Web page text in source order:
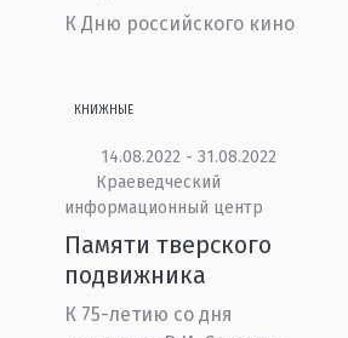
К Дню российского кино
КНИЖНЫЕ
14.08.2022 - 31.08.2022
Краеведческий
информационный центр
Памяти тверского
подвижника
К 75-летию со дня